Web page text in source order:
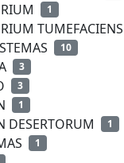
1
TUMEFACIENS
10
3
3
1
DESERTORUM 1
1